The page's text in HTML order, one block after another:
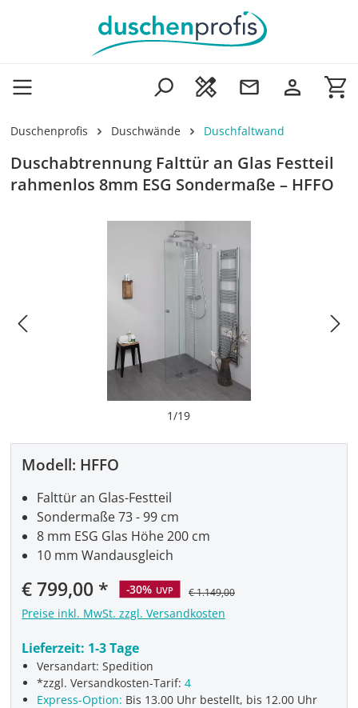
Zum Hauptinhalt springen
Duschenprofis Duschwände Duschfaltwand
Duschabtrennung Falttür an Glas Festteil
rahmenlos 8mm ESG Sondermaße – HFFO
1/19
Modell: HFFO
Verkaufspreis:
€ 799,00 -30% UVP € 1.149,00
Preise inkl. MwSt. zzgl. Versandkosten
Lieferzeit: 1-3 Tage
Versandart: Spedition
*zzgl. Versandkosten-Tarif:4
Express-Option: Bis 13.00 Uhr bestellt, bis 12.00 Uhr
Falttür an Glas-Festteil
Sondermaße 73 - 99 cm
8 mm ESG Glas Höhe 200 cm
10 mm Wandausgleich